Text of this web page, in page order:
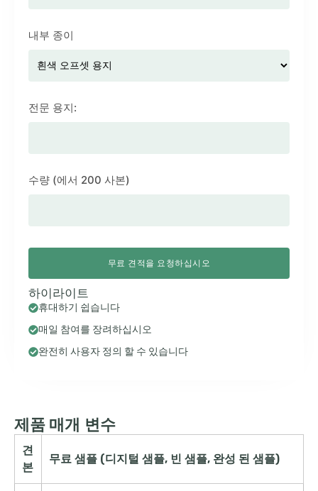
내부 종이
전문 용지:
수량 (에서 200 사본)
무료 견적을 요청하십시오
하이라이트
휴대하기 쉽습니다
매일 참여를 장려하십시오
완전히 사용자 정의 할 수 있습니다
제품 매개 변수
견
본
무료 샘플 (디지털 샘플, 빈 샘플, 완성 된 샘플)